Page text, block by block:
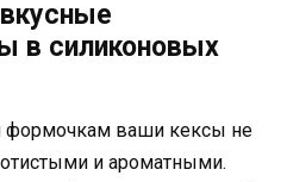
в силиконовых
формочкам ваши кексы не
и ароматными.